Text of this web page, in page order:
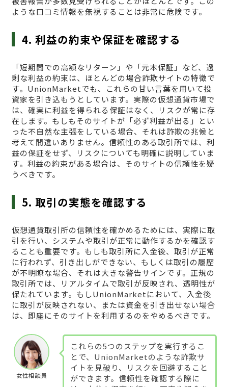
ような口コミ情報を無視することは非常に危険です。
4. 利益の約束や保証を確認する
「短期間での高額なリターン」や「元本保証」など、過
剰な利益の約束は、ほとんどの場合詐欺サイトの特徴で
す。UnionMarketでも、これらの甘い言葉を用いて投
資家を引き込もうとしています。実際の仮想通貨市場で
は、確実に利益を得られる保証はなく、リスクが常に存
在します。もしもそのサイトが「必ず利益が出る」とい
った不自然な主張をしている場合、それは詐欺の兆候と
考えて間違いありません。信頼性のある取引所では、利
益の保証をせず、リスクについても明確に説明していま
す。利益の約束がある場合は、そのサイトの信頼性を疑
うべきです。
5. 取引の実態を確認する
仮想通貨取引所の信頼性を確かめるためには、実際に取
引を行い、システムや取引が正常に動作するかを確認す
ることも重要です。もしも取引所に入金後、取引が正常
に行われず、引き出しができない、もしくは取引の履歴
が不明瞭な場合、それは大きな警告サインです。正規の
取引所では、リアルタイムで取引が反映され、透明性が
保たれています。もしUnionMarketにおいて、入金後
に取引が反映されない、または資金を引き出せない場合
は、即座にそのサイトを利用するのをやめるべきです。
女性相談員
これらの5つのステップを実行するこ
とで、UnionMarketのような詐欺サ
イトを見破り、リスクを回避すること
ができます。信頼性を確認する際に